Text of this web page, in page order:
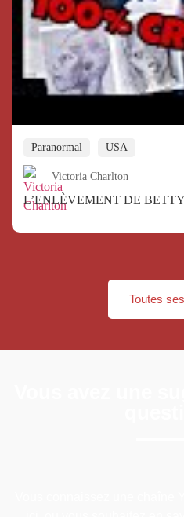
Paranormal USA
Victoria Charlton
L’ENLÈVEMENT DE
Toutes